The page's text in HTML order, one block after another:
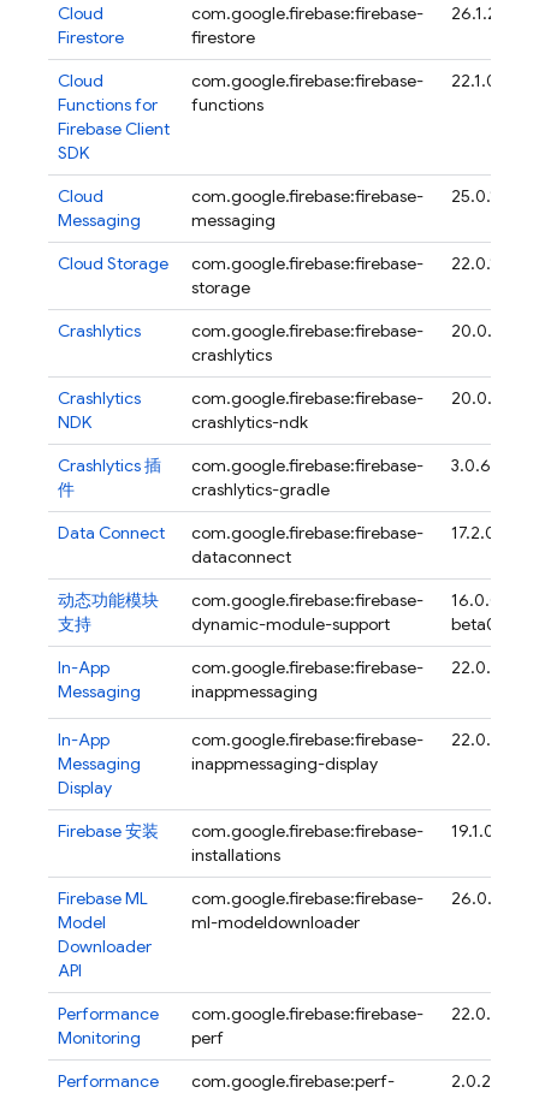
Cloud
Firestore
com.google.firebase:firebase-
firestore
26.1.2
Cloud
Functions for
FirebaseClient
SDK
com.google.firebase:firebase-
functions
22.1.0
Cloud
Messaging
com.google.firebase:firebase-
messaging
25.0.1
Cloud Storage
com.google.firebase:firebase-
storage
22.0.1
Crashlytics
com.google.firebase:firebase-
crashlytics
20.0.4
Crashlytics
NDK
com.google.firebase:firebase-
crashlytics-ndk
20.0.4
Crashlytics插
件
com.google.firebase:firebase-
crashlytics-gradle
3.0.6
Data Connect
com.google.firebase:firebase-
dataconnect
17.2.0
动态功能模块
支持
com.google.firebase:firebase-
dynamic-module-support
16.0.0-
beta04
In-App
Messaging
com.google.firebase:firebase-
inappmessaging
22.0.2
In-App
Messaging
Display
com.google.firebase:firebase-
inappmessaging-display
22.0.2
Firebase安装
com.google.firebase:firebase-
installations
19.1.0
Firebase ML
Model
Downloader
API
com.google.firebase:firebase-
ml-modeldownloader
26.0.1
Performance
Monitoring
com.google.firebase:firebase-
perf
22.0.4
Performance
com.google.firebase:perf-
2.0.2